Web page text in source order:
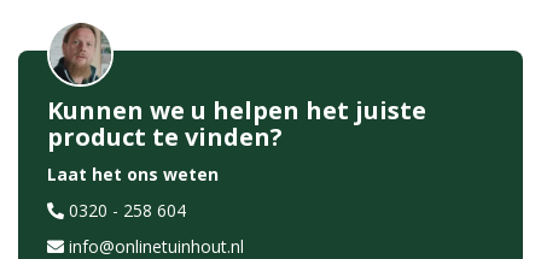
Kunnen we u helpen het juiste
product te vinden?
Laat het ons weten
0320 - 258 604
info@onlinetuinhout.nl